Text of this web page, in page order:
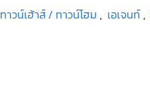
ทาวน์เฮ้าส์ / ทาวน์โฮม , เอเจนท์ ,